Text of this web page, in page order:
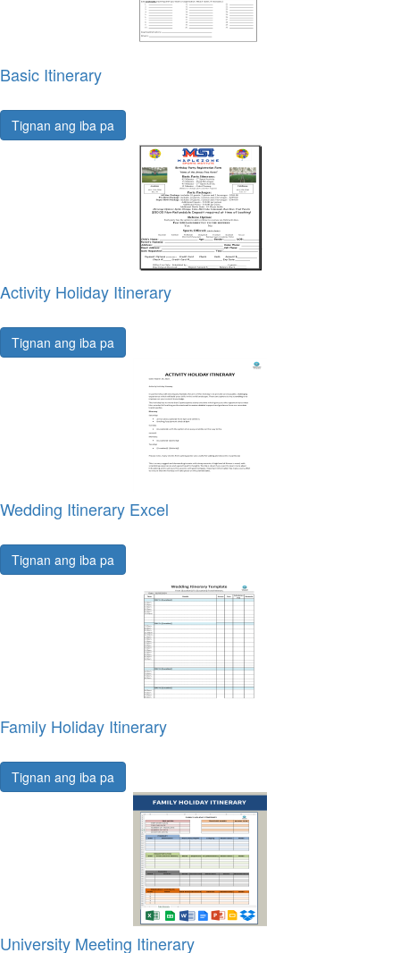
Basic Itinerary
Tignan ang iba pa
Activity Holiday Itinerary
Tignan ang iba pa
Wedding Itinerary Excel
Tignan ang iba pa
Family Holiday Itinerary
Tignan ang iba pa
University Meeting Itinerary